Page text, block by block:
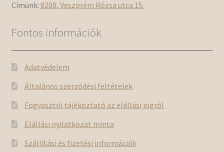
Címünk: 8200, Veszprém Rózsa utca 15.
Fontos információk
Adatvédelem
Általános szerződési feltételek
Fogyasztói tájékoztató az elállási jogról
Elállási nyilatkozat minta
Szállítási és fizetési információk